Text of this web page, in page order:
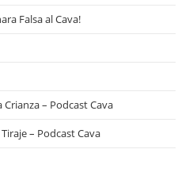
Falsa al Cava!
Crianza – Podcast Cava
– Podcast Cava